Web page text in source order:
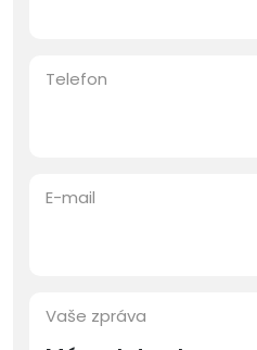
Telefon
E-mail
Vaše zpráva